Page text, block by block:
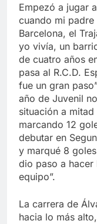
Empezó a jugar
cuando mi
Barcelona, el
yo vivía, un
de cuatro años
pasa al R.C.D.
fue un gran
año de Juvenil
situación a
marcando 12
debutar en
y marqué 8
dio paso a
equipo”.
La carrera de
hacia lo más